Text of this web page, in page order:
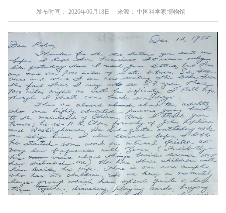
教育 就业创业 合作办学 直播访谈
留学 人才 学术 观点
综合 深度 专题 实用信息
招聘信息 更多数据
发布时间： 2026年06月18日 来源： 中国科学家博物馆